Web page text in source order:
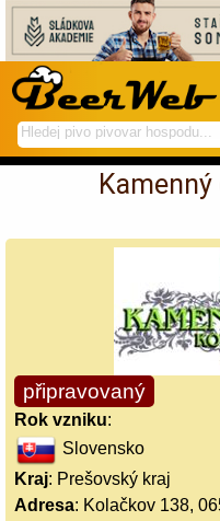
hledej
na
spustí
hledání
připravovaný
Rok vzniku:
Slovensko
Kraj: Prešovský kraj
Adresa: Kolačkov 138,